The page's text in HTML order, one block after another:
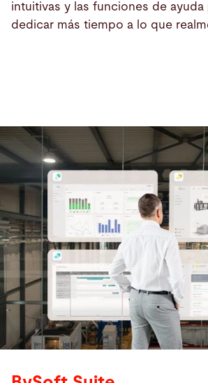
intuitivas y las funciones de ayuda
dedicar más tiempo a lo que